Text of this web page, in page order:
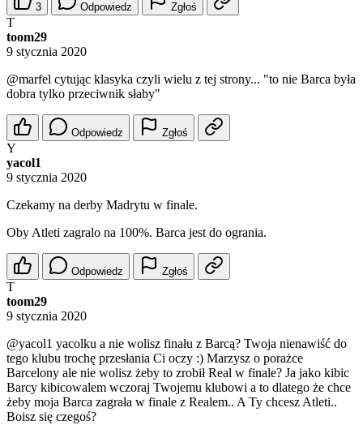
3 Odpowiedz Zgłoś
T
toom29
9 stycznia 2020
@marfel cytując klasyka czyli wielu z tej strony... "to nie Barca była
dobra tylko przeciwnik słaby"
Odpowiedz Zgłoś
Y
yacol1
9 stycznia 2020
Czekamy na derby Madrytu w finale.
Oby Atleti zagralo na 100%. Barca jest do ogrania.
Odpowiedz Zgłoś
T
toom29
9 stycznia 2020
@yacol1 yacolku a nie wolisz finału z Barcą? Twoja nienawiść do
tego klubu trochę przesłania Ci oczy :) Marzysz o porażce
Barcelony ale nie wolisz żeby to zrobił Real w finale? Ja jako kibic
Barcy kibicowalem wczoraj Twojemu klubowi a to dlatego że chce
żeby moja Barca zagrała w finale z Realem.. A Ty chcesz Atleti..
Boisz się czegoś?